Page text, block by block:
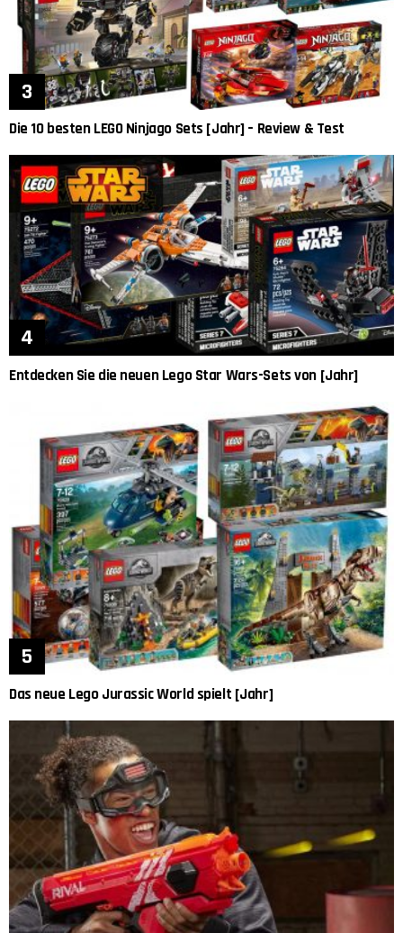
Die 10 besten LEGO Ninjago Sets [Jahr] – Review & Test
Entdecken Sie die neuen Lego Star Wars-Sets von [Jahr]
Das neue Lego Jurassic World spielt [Jahr]